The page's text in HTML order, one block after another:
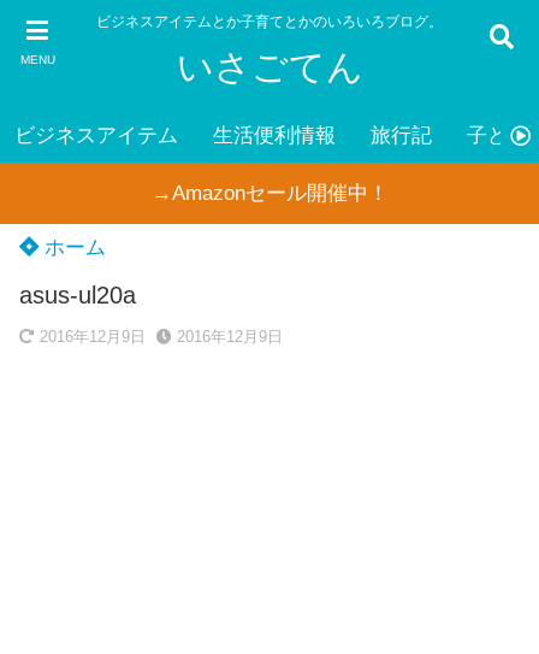
MENU
ビジネスアイテムとか子育てとかのいろいろブログ。
いさごてん
ビジネスアイテム 生活便利情報 旅行記 子ども
→Amazonセール開催中！
ホーム
asus-ul20a
2016年12月9日 2016年12月9日